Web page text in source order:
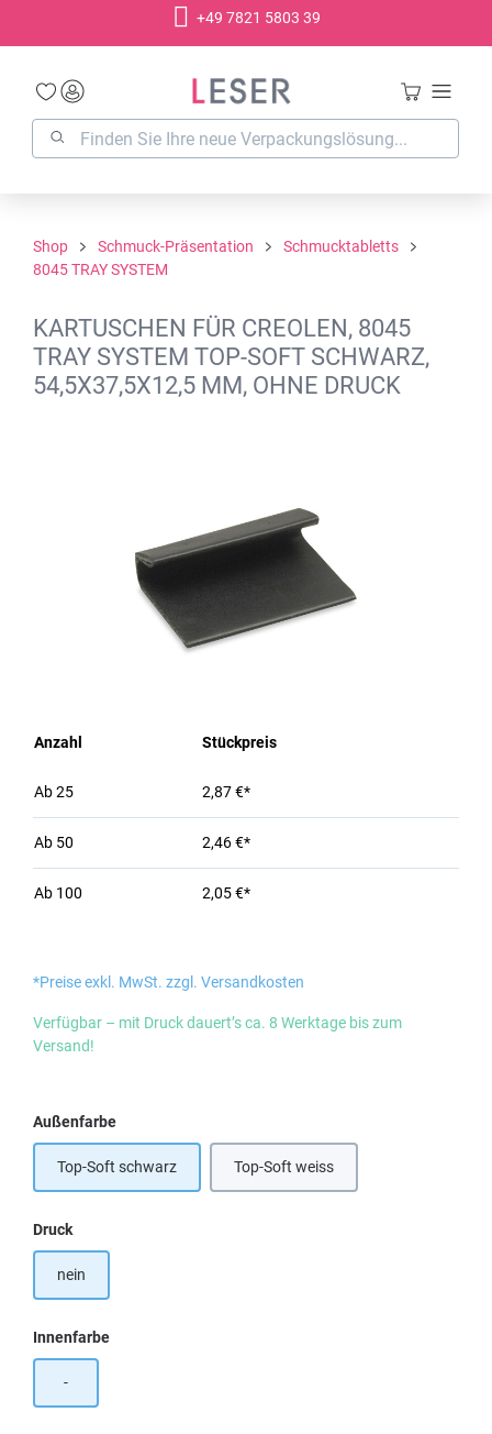
+49 7821 5803 39
Shop Schmuck-Präsentation
Schmucktabletts
8045 TRAY SYSTEM
KARTUSCHEN FÜR CREOLEN, 8045
TRAY SYSTEM TOP-SOFT SCHWARZ,
54,5X37,5X12,5 MM, OHNE DRUCK
Anzahl Stückpreis
Ab25 2,87 €*
Ab 50 2,46 €*
Ab 100 2,05 €*
*Preise exkl. MwSt. zzgl. Versandkosten
Verfügbar – mit Druck dauert’s ca. 8 Werktage bis zum
Versand!
Außenfarbeauswählen
Top-Soft schwarz Top-Soft weiss
Druckauswählen
nein
Innenfarbeauswählen
-